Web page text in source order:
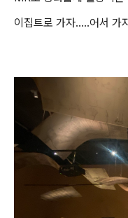
이집트로 가자…..어서 가